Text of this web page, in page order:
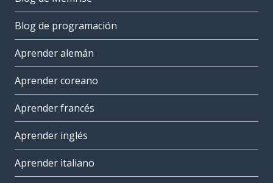
Blog de programación
Aprender alemán
Aprender coreano
Aprender francés
Aprender inglés
Aprender italiano